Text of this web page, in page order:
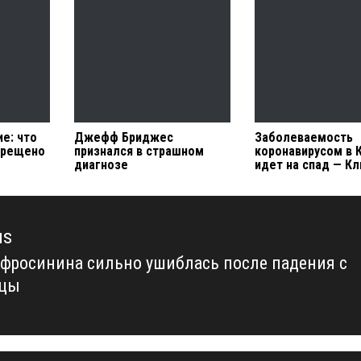
что
Джефф Бриджес
признался в страшном
диагнозе
Заболеваемость
коронавирусом в
идет на спад —
сильно ушиблась после падения с